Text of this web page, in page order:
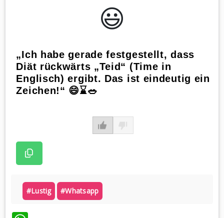
😃️
„Ich habe gerade festgestellt, dass
Diät rückwärts „Teid“ (Time in
Englisch) ergibt. Das ist eindeutig ein
Zeichen!“ 😄⌛🥗
#lustig #whatsapp